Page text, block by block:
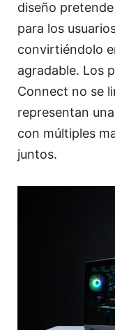
diseño
para los
convirtiéndolo
agradable. Los
Connect no se
representan
con múltiples
juntos.